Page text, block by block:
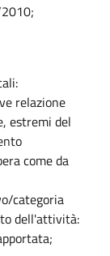
relazione
estremi del
come da
categoria
dell'attività: